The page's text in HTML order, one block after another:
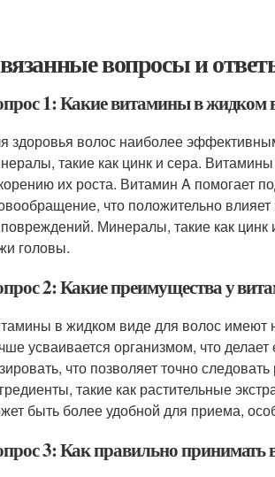
вопросы и
1: Какие витамины в жидком
здоровья волос наиболее
такие как цинк и сера.
их роста. Витамин A помогает
что положительно
Минералы, такие как
головы.
2: Какие преимущества у
в жидком виде для волос имеют
усваивается организмом, что
что позволяет точно
такие как растительные
быть более удобной для приема,
3: Как правильно